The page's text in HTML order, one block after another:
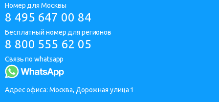
Номер для Москвы
8 495 647 00 84
Бесплатный номер для регионов
8 800 555 62 05
Связь по whatsapp
Адрес офиса: Москва, Дорожная улица 1